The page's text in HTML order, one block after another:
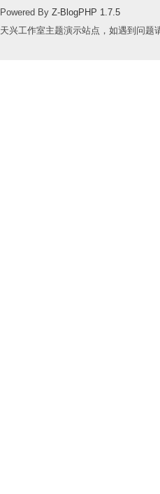
Powered By Z-BlogPHP 1.7.5
天兴工作室主题演示站点，如遇到问题